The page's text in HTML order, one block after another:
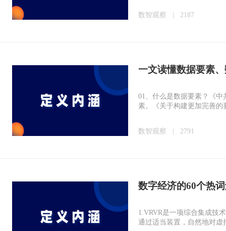
数智观察 | 2187
一文读懂数据要素
01、什么是数据要素？《
素。《关于构建更加完善
数智观察 | 2791
数字经济的60个热
1.VRVR是一项综合集成技
通过适当装置，自然地对